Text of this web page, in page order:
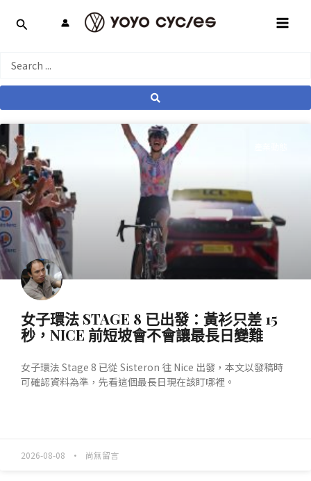
Search
女子環法 STAGE 8 已出發：黃衫只差 15
秒，NICE 前短坡會不會讓最長日變難
女子環法 Stage 8 已從 Sisteron 往 Nice 出發，本文以發稿時
可確認資料為準，先看這個最長日現在該盯哪裡。
2026-08-08 尚無留言